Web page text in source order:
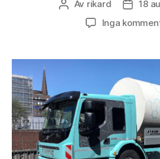
Inläggsförfattare
Av rikard
18
Inga